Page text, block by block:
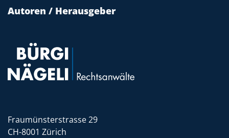
Autoren / Herausgeber
Fraumünsterstrasse 29
CH-8001 Zürich